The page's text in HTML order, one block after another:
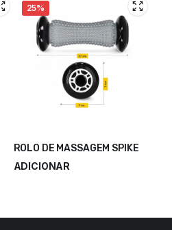
25%
ROLO DE MASSAGEM SPIKE
ADICIONAR